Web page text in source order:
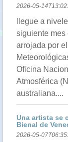
2026-05-
llegue a
siguiente mes
arrojada por
Oficina
Atmosférica
australiana....
Una artista se
Bienal de
2026-05-